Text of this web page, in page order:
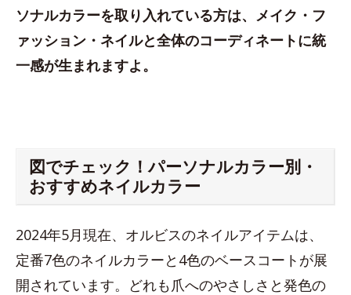
ソナルカラーを取り入れている方は、メイク・フ
ァッション・ネイルと全体のコーディネートに統
一感が生まれますよ。
図でチェック！パーソナルカラー別・
おすすめネイルカラー
2024年5月現在、オルビスのネイルアイテムは、
定番7色のネイルカラーと4色のベースコートが展
開されています。どれも爪へのやさしさと発色の